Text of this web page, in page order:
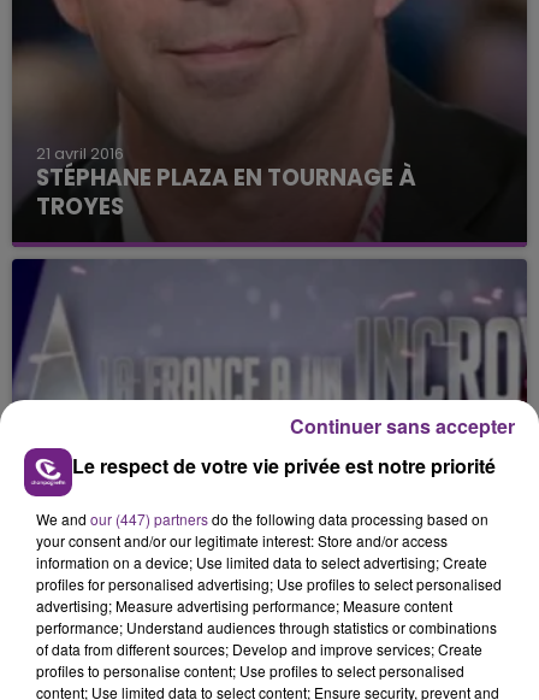
21 avril 2016
STÉPHANE PLAZA EN TOURNAGE À
TROYES
24 mars 2016
CASTING DE LA FRANCE A UN
INCROYABLE TALENT
Le respect de votre vie privée est notre priorité
We and our (447) partnersdo the following data processing based on
your consent and/or our legitimate interest: Store and/or access
information on a device; Use limited data to select advertising; Create
profiles for personalised advertising; Use profiles to select personalised
advertising; Measure advertising performance; Measure content
performance; Understand audiences through statistics or combinations
of data from different sources; Develop and improve services; Create
profiles to personalise content; Use profiles to select personalised
content; Use limited data to select content; Ensure security, prevent and
Continuer sans accepter